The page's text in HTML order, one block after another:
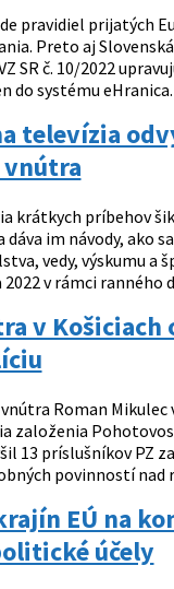
pravidiel prijatých
Preto aj
SR č. 10/2022
do systému
televízia
krátkych príbehov
im návody, ako
vedy, výskumu a
v rámci ranného
v Košiciach
Roman Mikulec
založenia
13 príslušníkov PZ
povinností nad
EÚ na
účely